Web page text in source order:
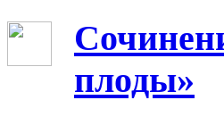
плоды»